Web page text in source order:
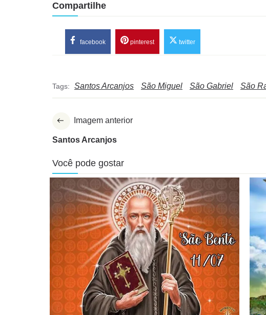
Compartilhe
facebook pinterest twitter
Tags: Santos Arcanjos São Miguel São Gabriel São
Imagem anterior
Santos Arcanjos
Você pode gostar